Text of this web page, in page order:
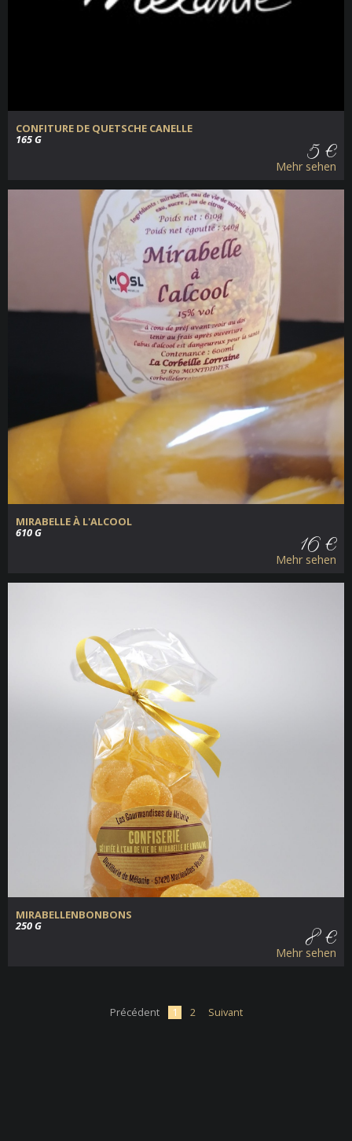
CONFITURE DE QUETSCHE CANELLE
165 G
5 €
Mehr sehen
MIRABELLE À L'ALCOOL
610 G
16 €
Mehr sehen
MIRABELLENBONBONS
250 G
8 €
Mehr sehen
Précédent 1 2 Suivant